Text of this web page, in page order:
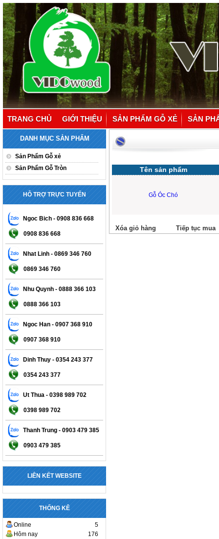
TRANG CHỦ GIỚI THIỆU SẢN PHẨM GỖ XẺ SẢN
Tên sản phẩm
Gỗ Óc Chó
Xóa giỏ hàng Tiếp tục mua
DANH MỤC SẢN PHẨM
Sản Phẩm Gỗ xẻ
Sản Phẩm Gỗ Tròn
HỖ TRỢ TRỰC TUYẾN
Ngoc Bich - 0908 836 668
0908 836 668
Nhat Linh - 0869 346 760
0869 346 760
Nhu Quynh - 0888 366 103
0888 366 103
Ngoc Han - 0907 368 910
0907 368 910
Dinh Thuy - 0354 243 377
0354 243 377
Ut Thua - 0398 989 702
0398 989 702
Thanh Trung - 0903 479 385
0903 479 385
LIÊN KẾT WEBSITE
THỐNG KÊ
Online
5
Hôm nay
176